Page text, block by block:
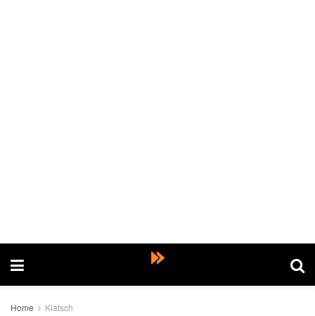
Home Klatsch